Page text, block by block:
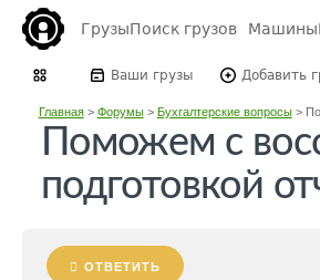
ГрузыПоиск грузов Машины
Ваши грузы Добавить
Главная> Форумы> Бухгалтерские вопросы>
Поможем с
подготовкой
ОТВЕТИТЬ